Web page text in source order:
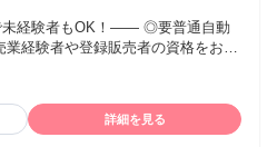
～277,000円 【スキルアッ
ップを目指したい方向け 271,000円
外手当含む。実際の残業時間11
み（家賃6万円の物件入居の場
手当含む。実際の残業時間16.5ｈ）
家賃6万円の物件入居の場合）
もOK！―― ◎要普通自動
経験者や登録販売者の資格をお持
も可能。研修や講習会もあり。 ※
てきており、入社後活躍に繋がっ
からの応募や、第二新卒者も含め
詳細を見る